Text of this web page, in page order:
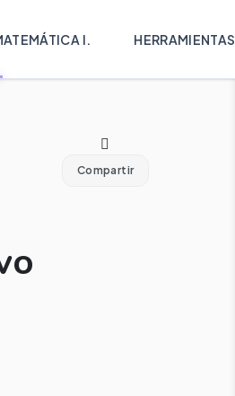
I. HERRAMIENTAS
Compartir